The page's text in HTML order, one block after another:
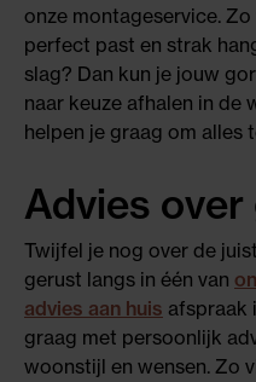
onze montageservice.
perfect past en strak
slag? Dan kun je jouw
naar keuze afhalen in de
helpen je graag om alles
Advies
Twijfel je nog over de
gerust langs in één van
advies aan huis afspraak
graag met persoonlijk
woonstijl en wensen. Zo